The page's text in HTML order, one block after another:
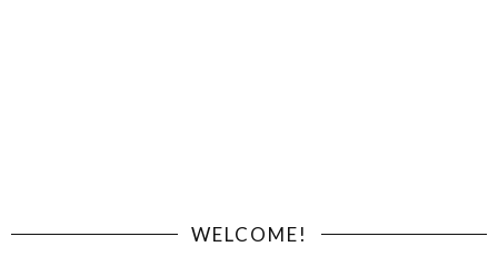
WELCOME!